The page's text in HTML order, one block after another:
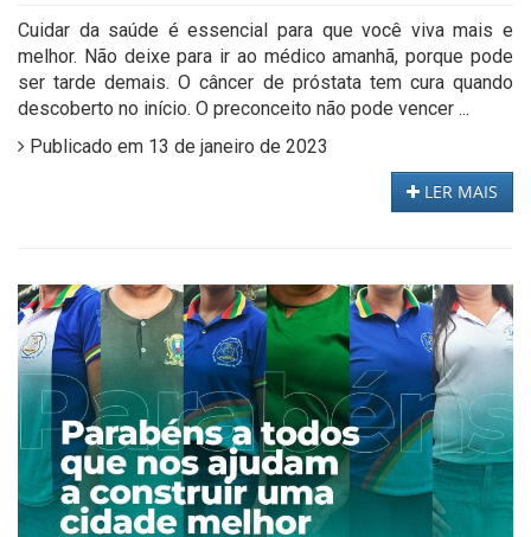
Cuidar da saúde é essencial para que você viva mais e
melhor. Não deixe para ir ao médico amanhã, porque pode
ser tarde demais. O câncer de próstata tem cura quando
descoberto no início. O preconceito não pode vencer ...
Publicado em 13 de janeiro de 2023
LER MAIS